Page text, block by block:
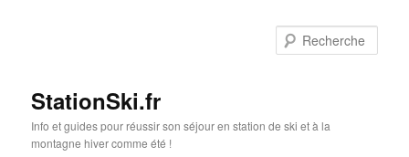
StationSki.fr
Info et guides pour réussir son séjour en station de ski et à la
montagne hiver comme été !